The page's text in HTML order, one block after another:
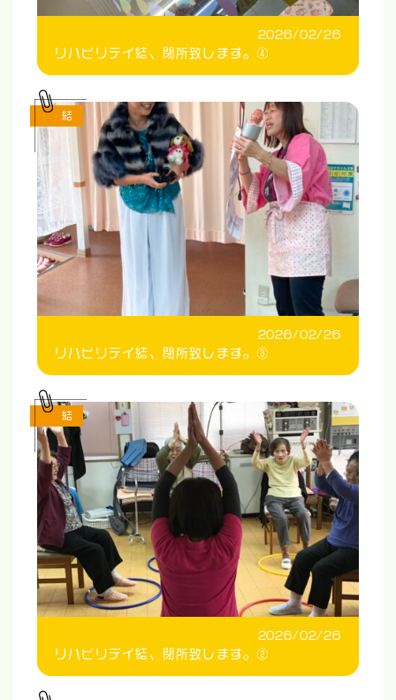
2026/02/26
リハビリデイ結、閉所致します。④
2026/02/26
リハビリデイ結、閉所致します。③
結
2026/02/26
リハビリデイ結、閉所致します。②
結